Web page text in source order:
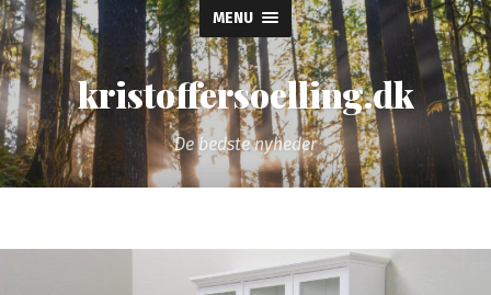
MENU
kristoffersoelling.dk
De bedste nyheder